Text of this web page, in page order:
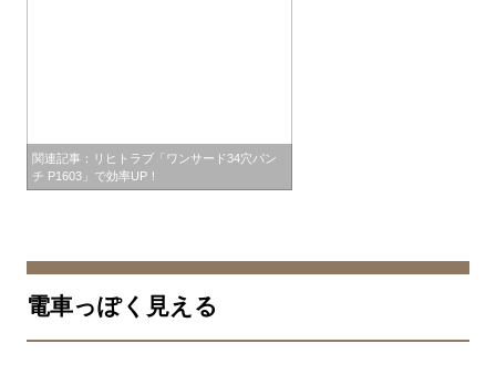
関連記事：リヒトラブ「ワンサード34穴パン
チ P1603」で効率UP！
電車っぽく見える